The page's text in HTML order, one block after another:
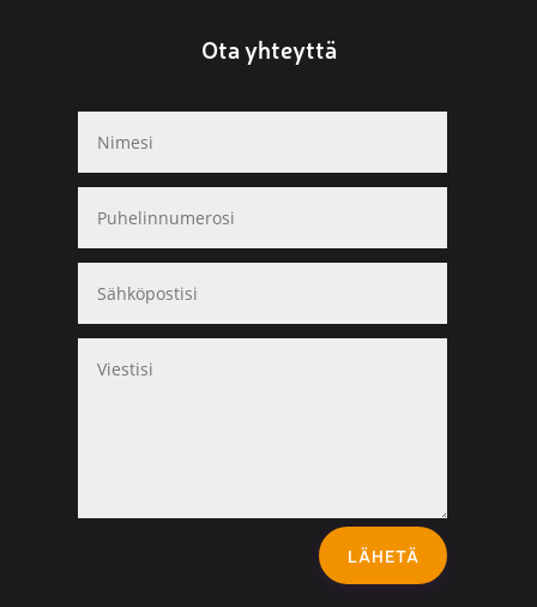
Ota yhteyttä
LÄHETÄ